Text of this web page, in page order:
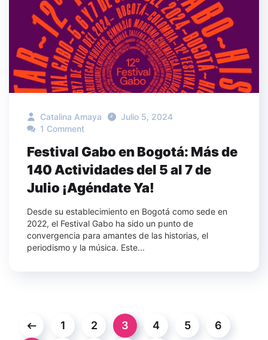
Catalina Amaya
Julio 5, 2024
1 Comment
Festival Gabo en Bogotá: Más de
140 Actividades del 5 al 7 de
Julio ¡Agéndate Ya!
Desde su establecimiento en Bogotá como sede en
2022, el Festival Gabo ha sido un punto de
convergencia para amantes de las historias, el
periodismo y la música. Este...
1 2 3 4 5
6